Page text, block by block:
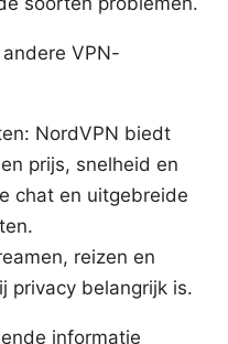
VPN-
NordVPN biedt
prijs, snelheid en
chat en uitgebreide
reizen en
privacy belangrijk is.
informatie